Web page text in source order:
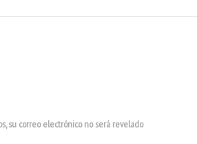
su correo electrónico no será revelado